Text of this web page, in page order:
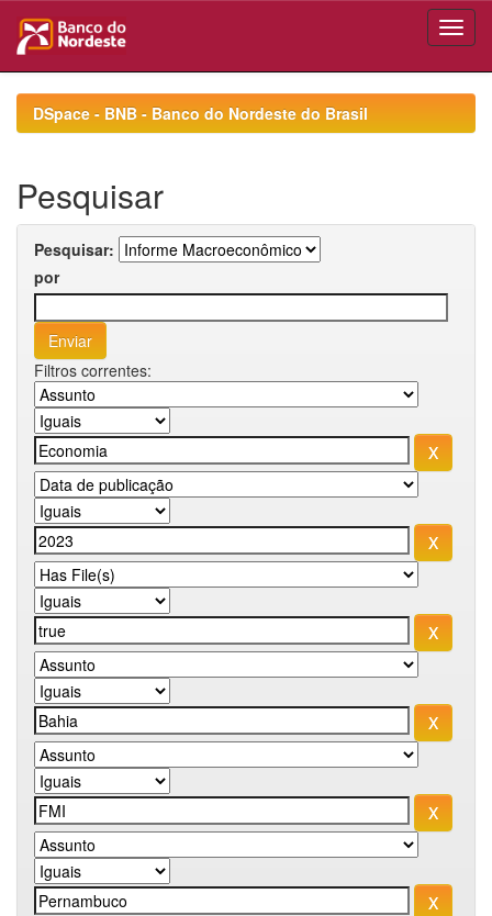
navigationDSpace - BNB - Banco do Nordeste do Brasil
Pesquisar
Pesquisar:
por
Filtros correntes: